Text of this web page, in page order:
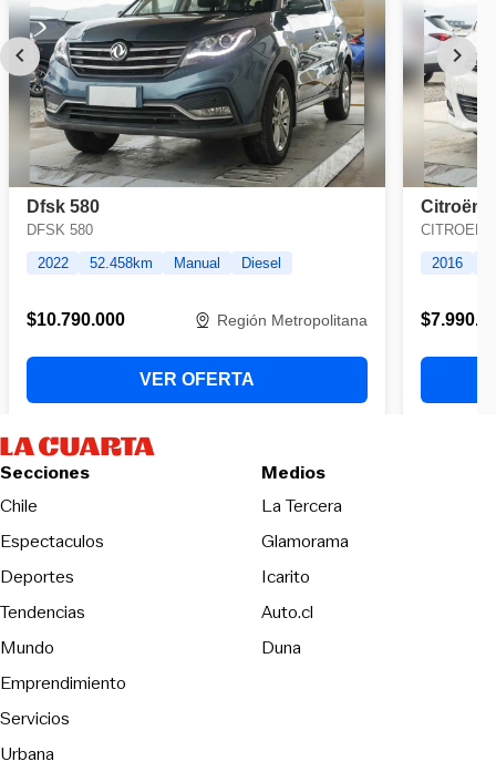
Secciones
Chile
Espectaculos
Deportes
Tendencias
Mundo
Emprendimiento
Servicios
Urbana
Medios
La TerceraOpens in new
Glamorama
Icarito
Auto.cl
DunaOpens in new window